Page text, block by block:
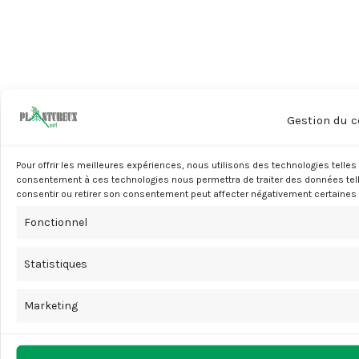
Gestion du
Pour offrir les meilleures expériences, nous utilisons des technologies
consentement à ces technologies nous permettra de traiter des données
consentir ou retirer son consentement peut affecter négativement
Fonctionnel
Statistiques
Marketing